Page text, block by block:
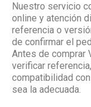
Nuestro servicio
online y atención
referencia o
de confirmar el
Antes de comprar
verificar
compatibilidad
sea la adecuada.